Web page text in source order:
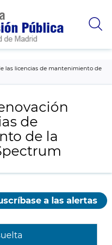
las licencias de mantenimiento de
de
de la
a las alertas